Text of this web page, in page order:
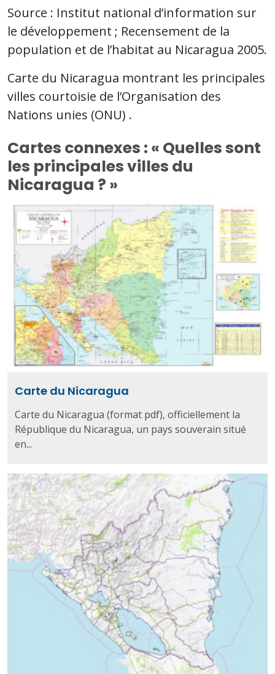
Source : Institut national d’information sur
le développement ; Recensement de la
population et de l’habitat au Nicaragua 2005.
Carte du Nicaragua montrant les principales
villes courtoisie de l’Organisation des
Nations unies (ONU) .
Cartes connexes : « Quelles sont
les principales villes du
Nicaragua ? »
Carte du Nicaragua
Carte du Nicaragua (format pdf), officiellement la
République du Nicaragua, un pays souverain situé
en...